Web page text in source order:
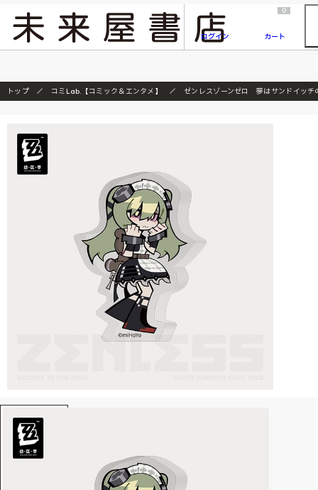
『ONE PIECE magazine 021 ONE PIECEカード付き同梱版』発売延期のご案内
ログイン
0
カート
トップ コミLab.【コミック＆エンタメ】 ゼンレスゾーンゼロ 夢はサンドイッ